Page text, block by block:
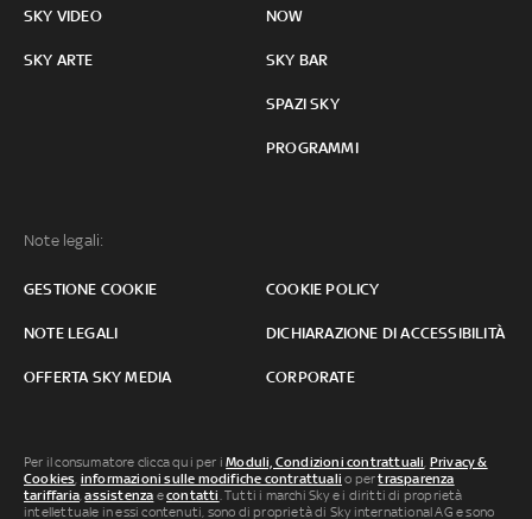
SKY VIDEO
SKY ARTE
NOW
SKY BAR
SPAZI SKY
PROGRAMMI
Note legali:
GESTIONE COOKIE COOKIE POLICY
NOTE LEGALI DICHIARAZIONE DI ACCESSIBILITÀ
OFFERTA SKY MEDIA CORPORATE
Per il consumatore clicca qui per iModuli, Condizioni contrattuali Privacy &
Cookies informazioni sulle modifiche contrattuali o pertrasparenza
tariffaria ,assistenza econtatti . Tutti i marchi Sky e i diritti di proprietà
intellettuale in essi contenuti, sono di proprietà di Sky international AG e sono